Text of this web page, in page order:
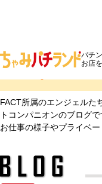
パチ
お店
ファクトブ
FACT所属のエンジェルた
トコンパニオンのブログで
お仕事の様子やプライベ